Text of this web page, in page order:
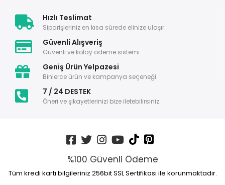
Hızlı Teslimat
Siparişleriniz en kısa sürede elinize ulaşır.
Güvenli Alışveriş
Güvenli ve kolay ödeme sistemi
Geniş Ürün Yelpazesi
Binlerce ürün ve kampanya seçeneği
7 / 24 DESTEK
Öneri ve şikayetlerinizi bize iletebilirsiniz.
%100 Güvenli Ödeme
Tüm kredi kartı bilgileriniz 256bit SSL Sertifikası ile korunmaktadır.